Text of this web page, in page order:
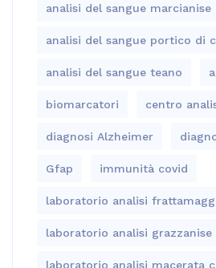
analisi del sangue marcianise
analisi del sangue portico di
analisi del sangue teano
biomarcatori centro
diagnosi Alzheimer
Gfap immunità covid
laboratorio analisi
laboratorio analisi grazzanise
laboratorio analisi macerata